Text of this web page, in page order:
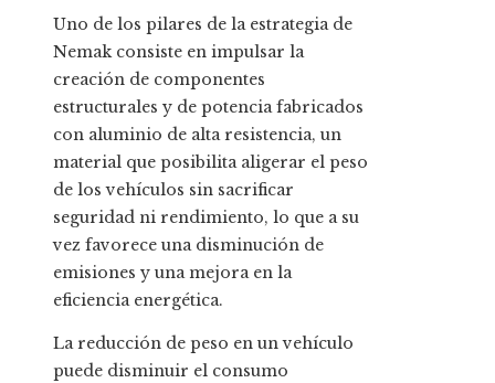
Uno de los pilares de la estrategia de
Nemak consiste en impulsar la
creación de componentes
estructurales y de potencia fabricados
con aluminio de alta resistencia, un
material que posibilita aligerar el peso
de los vehículos sin sacrificar
seguridad ni rendimiento, lo que a su
vez favorece una disminución de
emisiones y una mejora en la
eficiencia energética.
La reducción de peso en un vehículo
puede disminuir el consumo